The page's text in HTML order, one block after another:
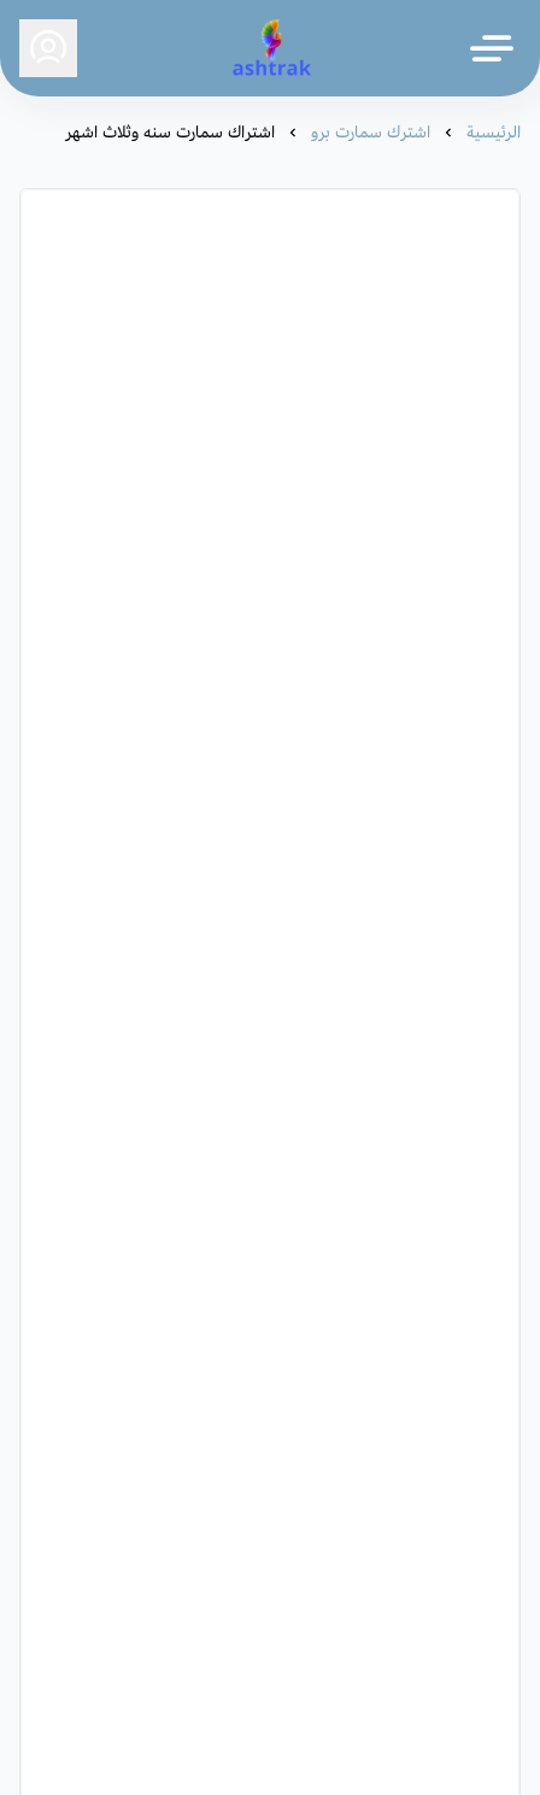
ashtrak
الرئيسية اشترك سمارت برو اشتراك سمارت سنه وثلاث اشهر